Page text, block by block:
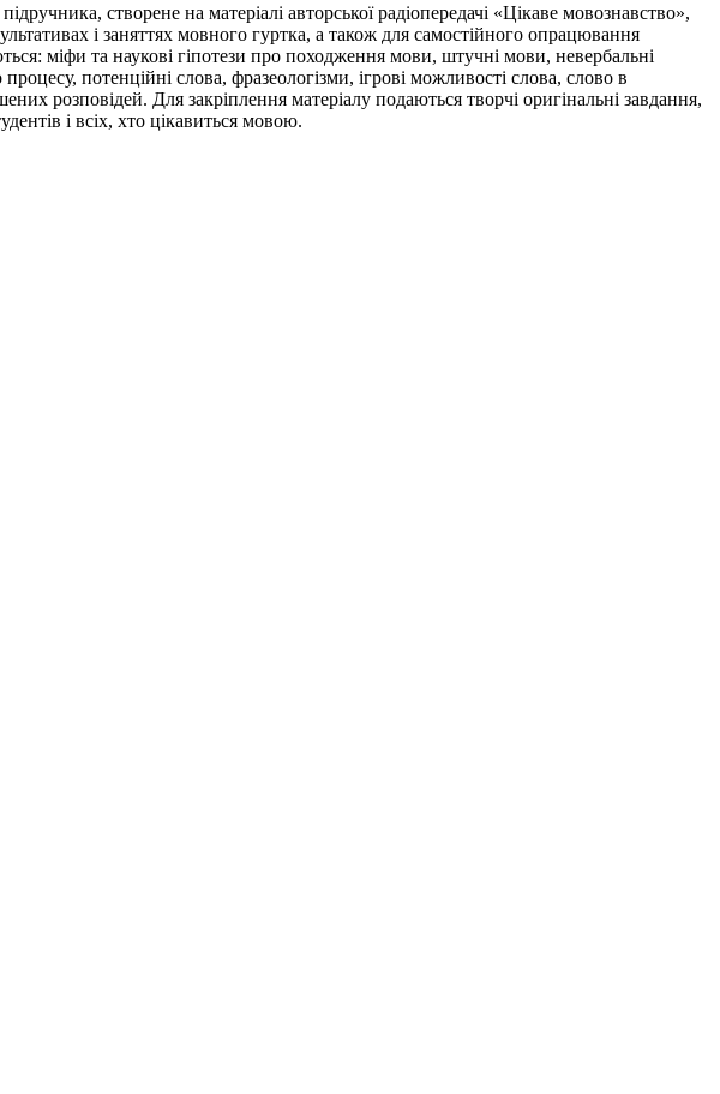
створене на матеріалі авторської радіопередачі «Цікаве мовознавство»,
і заняттях мовного гуртка, а також для самостійного опрацювання
міфи та наукові гіпотези про походження мови, штучні мови, невербальні
потенційні слова, фразеологізми, ігрові можливості слова, слово в
розповідей. Для закріплення матеріалу подаються творчі оригінальні завдання,
і всіх, хто цікавиться мовою.